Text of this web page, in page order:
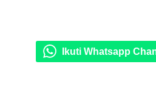
Ikuti Whatsapp